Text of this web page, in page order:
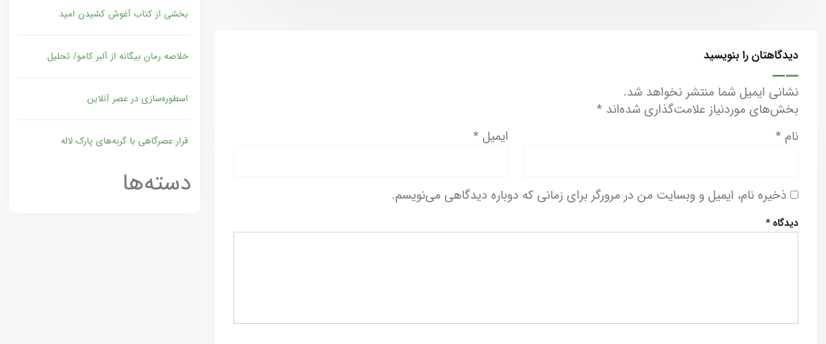
دیدگاهتان را بنویسید
نشانی ایمیل شما منتشر نخواهد شد.
بخش‌های موردنیاز علامت‌گذاری شده‌اند *
نام * ایمیل *
ذخیره نام، ایمیل و وبسایت من در مرورگر برای زمانی که دوباره دیدگاهی می‌نویسم.
دیدگاه*
بخشی از کتاب آغوش کشیدن امید
خلاصه رمان بیگانه از آلبر کامو/ تحلیل
اسطوره‌سازی در عصر آنلاین
قرار عصرگاهی با گربه‌های پارک لاله
دسته‌ها